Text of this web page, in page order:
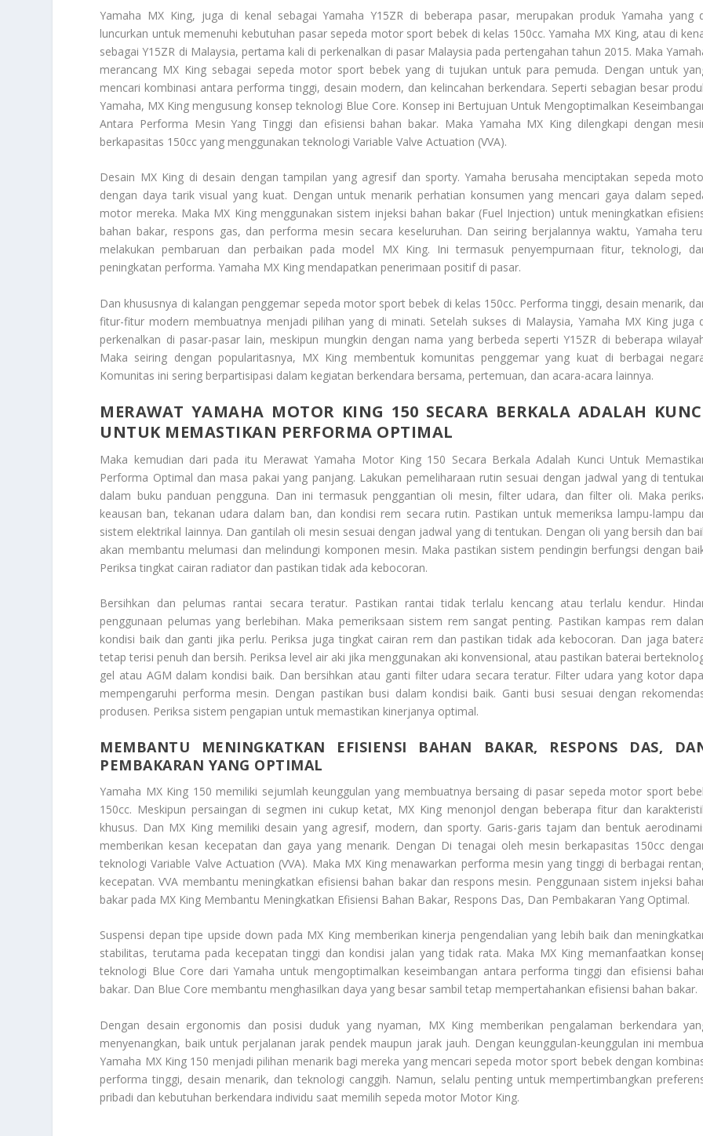
Yamaha MX King, juga di kenal sebagai Yamaha Y15ZR di beberapa pasar, merupakan produk Yamaha yang
luncurkan untuk memenuhi kebutuhan pasar sepeda motor sport bebek di kelas 150cc. Yamaha MX King, atau di
sebagai Y15ZR di Malaysia, pertama kali di perkenalkan di pasar Malaysia pada pertengahan tahun 2015. Maka
merancang MX King sebagai sepeda motor sport bebek yang di tujukan untuk para pemuda. Dengan untuk
mencari kombinasi antara performa tinggi, desain modern, dan kelincahan berkendara. Seperti sebagian besar
Yamaha, MX King mengusung konsep teknologi Blue Core. Konsep ini Bertujuan Untuk Mengoptimalkan
Antara Performa Mesin Yang Tinggi dan efisiensi bahan bakar. Maka Yamaha MX King dilengkapi dengan
berkapasitas 150cc yang menggunakan teknologi Variable Valve Actuation (VVA).
Desain MX King di desain dengan tampilan yang agresif dan sporty. Yamaha berusaha menciptakan sepeda
dengan daya tarik visual yang kuat. Dengan untuk menarik perhatian konsumen yang mencari gaya dalam
motor mereka. Maka MX King menggunakan sistem injeksi bahan bakar (Fuel Injection) untuk meningkatkan
bahan bakar, respons gas, dan performa mesin secara keseluruhan. Dan seiring berjalannya waktu, Yamaha
melakukan pembaruan dan perbaikan pada model MX King. Ini termasuk penyempurnaan fitur, teknologi,
peningkatan performa. Yamaha MX King mendapatkan penerimaan positif di pasar.
Dan khususnya di kalangan penggemar sepeda motor sport bebek di kelas 150cc. Performa tinggi, desain menarik,
fitur-fitur modern membuatnya menjadi pilihan yang di minati. Setelah sukses di Malaysia, Yamaha MX King juga
perkenalkan di pasar-pasar lain, meskipun mungkin dengan nama yang berbeda seperti Y15ZR di beberapa
Maka seiring dengan popularitasnya, MX King membentuk komunitas penggemar yang kuat di berbagai
Komunitas ini sering berpartisipasi dalam kegiatan berkendara bersama, pertemuan, dan acara-acara lainnya.
MERAWAT YAMAHA MOTOR KING 150 SECARA BERKALA ADALAH
UNTUK MEMASTIKAN PERFORMA OPTIMAL
Maka kemudian dari pada itu Merawat Yamaha Motor King 150 Secara Berkala Adalah Kunci Untuk
Performa Optimal dan masa pakai yang panjang. Lakukan pemeliharaan rutin sesuai dengan jadwal yang di
dalam buku panduan pengguna. Dan ini termasuk penggantian oli mesin, filter udara, dan filter oli. Maka
keausan ban, tekanan udara dalam ban, dan kondisi rem secara rutin. Pastikan untuk memeriksa lampu-lampu
sistem elektrikal lainnya. Dan gantilah oli mesin sesuai dengan jadwal yang di tentukan. Dengan oli yang bersih dan
akan membantu melumasi dan melindungi komponen mesin. Maka pastikan sistem pendingin berfungsi dengan
Periksa tingkat cairan radiator dan pastikan tidak ada kebocoran.
Bersihkan dan pelumas rantai secara teratur. Pastikan rantai tidak terlalu kencang atau terlalu kendur.
penggunaan pelumas yang berlebihan. Maka pemeriksaan sistem rem sangat penting. Pastikan kampas rem
kondisi baik dan ganti jika perlu. Periksa juga tingkat cairan rem dan pastikan tidak ada kebocoran. Dan jaga
tetap terisi penuh dan bersih. Periksa level air aki jika menggunakan aki konvensional, atau pastikan baterai
gel atau AGM dalam kondisi baik. Dan bersihkan atau ganti filter udara secara teratur. Filter udara yang kotor
mempengaruhi performa mesin. Dengan pastikan busi dalam kondisi baik. Ganti busi sesuai dengan
produsen. Periksa sistem pengapian untuk memastikan kinerjanya optimal.
MEMBANTU MENINGKATKAN EFISIENSI BAHAN BAKAR, RESPONS DAS,
PEMBAKARAN YANG OPTIMAL
Yamaha MX King 150 memiliki sejumlah keunggulan yang membuatnya bersaing di pasar sepeda motor sport
150cc. Meskipun persaingan di segmen ini cukup ketat, MX King menonjol dengan beberapa fitur dan
khusus. Dan MX King memiliki desain yang agresif, modern, dan sporty. Garis-garis tajam dan bentuk
memberikan kesan kecepatan dan gaya yang menarik. Dengan Di tenagai oleh mesin berkapasitas 150cc
teknologi Variable Valve Actuation (VVA). Maka MX King menawarkan performa mesin yang tinggi di berbagai
kecepatan. VVA membantu meningkatkan efisiensi bahan bakar dan respons mesin. Penggunaan sistem injeksi
bakar pada MX King Membantu Meningkatkan Efisiensi Bahan Bakar, Respons Das, Dan Pembakaran Yang Optimal.
Suspensi depan tipe upside down pada MX King memberikan kinerja pengendalian yang lebih baik dan
stabilitas, terutama pada kecepatan tinggi dan kondisi jalan yang tidak rata. Maka MX King memanfaatkan
teknologi Blue Core dari Yamaha untuk mengoptimalkan keseimbangan antara performa tinggi dan efisiensi
bakar. Dan Blue Core membantu menghasilkan daya yang besar sambil tetap mempertahankan efisiensi bahan bakar.
Dengan desain ergonomis dan posisi duduk yang nyaman, MX King memberikan pengalaman berkendara
menyenangkan, baik untuk perjalanan jarak pendek maupun jarak jauh. Dengan keunggulan-keunggulan ini
Yamaha MX King 150 menjadi pilihan menarik bagi mereka yang mencari sepeda motor sport bebek dengan
performa tinggi, desain menarik, dan teknologi canggih. Namun, selalu penting untuk mempertimbangkan
pribadi dan kebutuhan berkendara individu saat memilih sepeda motor Motor King.